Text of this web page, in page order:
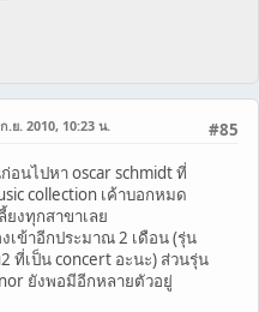
#85
.ย. 2010, 10:23 น.
อนไปหา oscar schmidt ที่
collection เค้าบอกหมด
ยงทุกสาขาเลย
เข้าอีกประมาณ 2 เดือน (รุ่น
ที่เป็น concert อะนะ) ส่วนรุ่น
ยังพอมีอีกหลายตัวอยู่